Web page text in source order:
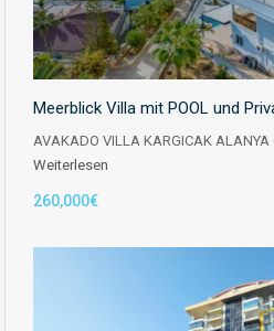
Meerblick Villa mit POOL und
AVAKADO VILLA KARGICAK
Weiterlesen
260,000€